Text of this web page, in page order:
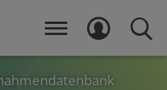
MENÜ LOGIN